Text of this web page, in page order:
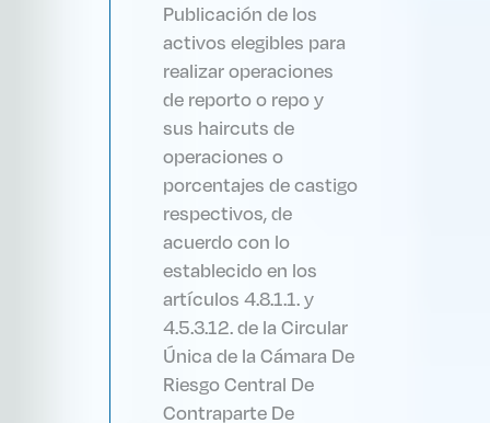
Publicación de los
activos elegibles para
realizar operaciones
de reporto o repo y
sus haircuts de
operaciones o
porcentajes de castigo
respectivos, de
acuerdo con lo
establecido en los
artículos 4.8.1.1. y
4.5.3.12. de la Circular
Única de la Cámara De
Riesgo Central De
Contraparte De